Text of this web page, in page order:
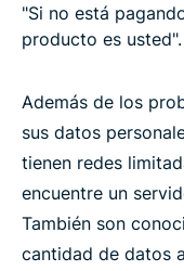
"Si no está
producto es usted".
Además de los
sus datos
tienen redes
encuentre un
También son
cantidad de datos